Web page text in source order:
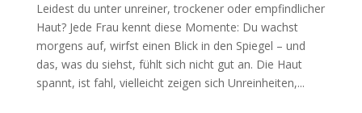
Leidest du unter unreiner, trockener oder empfindlicher
Haut? Jede Frau kennt diese Momente: Du wachst
morgens auf, wirfst einen Blick in den Spiegel – und
das, was du siehst, fühlt sich nicht gut an. Die Haut
spannt, ist fahl, vielleicht zeigen sich Unreinheiten,...